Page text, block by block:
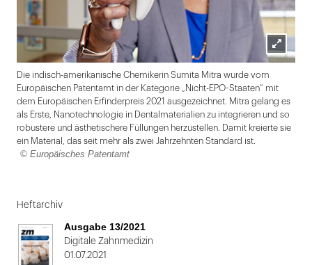
Lightbox
öffnen
Die indisch-amerikanische Chemikerin Sumita Mitra wurde vom
Europäischen Patentamt in der Kategorie „Nicht-EPO-Staaten“ mit
dem Europäischen Erfinderpreis 2021 ausgezeichnet. Mitra gelang es
als Erste, Nanotechnologie in Dentalmaterialien zu integrieren und so
robustere und ästhetischere Füllungen herzustellen. Damit kreierte sie
ein Material, das seit mehr als zwei Jahrzehnten Standard ist.
© Europäisches Patentamt
1
von
2
Heftarchiv
Ausgabe 13/2021
Digitale Zahnmedizin
01.07.2021